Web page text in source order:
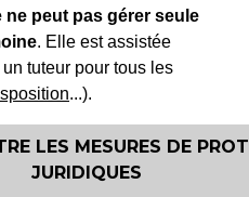
ne peut pas gérer seule
. Elle est assistée
un tuteur pour tous les
...).
LES MESURES DE
JURIDIQUES